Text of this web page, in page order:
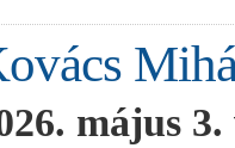
május